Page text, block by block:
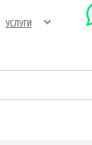
УСЛУГИ